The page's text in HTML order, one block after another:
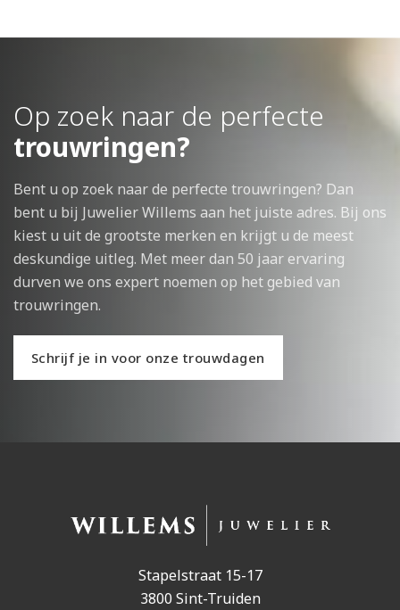
Op zoek naar de perfecte
trouwringen?
Bent u op zoek naar de perfecte trouwringen? Dan
bent u bij Juwelier Willems aan het juiste adres. Bij ons
kiest u uit de grootste merken en krijgt u de meest
deskundige uitleg. Met meer dan 50 jaar ervaring
durven we ons expert noemen op het gebied van
trouwringen.
Schrijf je in voor onze trouwdagen
Stapelstraat 15-17
3800 Sint-Truiden